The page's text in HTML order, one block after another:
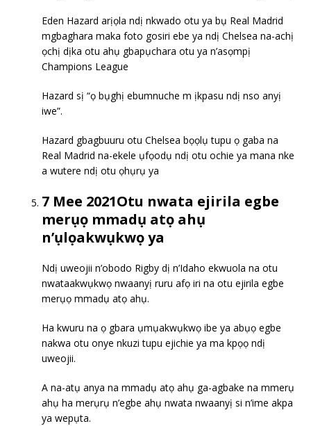
Eden Hazard arịọla ndị nkwado otu ya bụ Real Madrid
mgbaghara maka foto gosiri ebe ya ndị Chelsea na-achị
ọchị dịka otu ahụ gbapụchara otu ya n’asọmpị
Champions League
Hazard sị “ọ bụghị ebumnuche m ịkpasu ndị nso anyị
iwe”.
Hazard gbagbuuru otu Chelsea bọọlụ tupu ọ gaba na
Real Madrid na-ekele ụfọodụ ndị otu ochie ya mana nke
a wutere ndị otu ọhụrụ ya
7 Mee 2021Otu nwata ejirila egbe
merụọ mmadụ atọ ahụ
n’ụlọakwụkwọ ya
Ndị uweojii n’obodo Rigby dị n’Idaho ekwuola na otu
nwataakwụkwọ nwaanyị ruru afọ iri na otu ejirila egbe
merụọ mmadụ atọ ahụ.
Ha kwuru na ọ gbara ụmụakwụkwọ ibe ya abụọ egbe
nakwa otu onye nkuzi tupu ejichie ya ma kpọọ ndị
uweojii.
A na-atụ anya na mmadụ atọ ahụ ga-agbake na mmerụ
ahụ ha merụrụ n’egbe ahụ nwata nwaanyị si n’ime akpa
ya wepụta.